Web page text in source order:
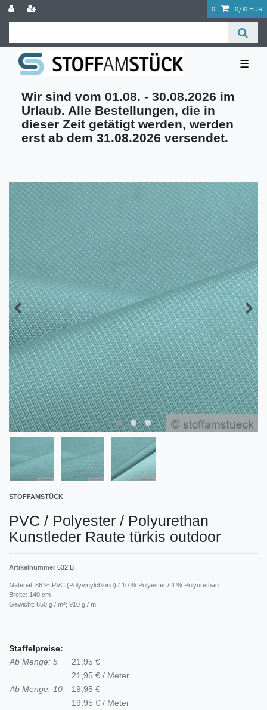
0 0,00 EUR
☰
Wir sind vom 01.08. - 30.08.2026 im
Urlaub. Alle Bestellungen, die in
dieser Zeit getätigt werden, werden
erst ab dem 31.08.2026 versendet.
STOFFAMSTÜCK
PVC / Polyester / Polyurethan
Kunstleder Raute türkis outdoor
Artikelnummer 632 B
Material: 86 % PVC (Polyvinylchlorid) / 10 % Polyester / 4 % Polyurethan
Breite: 140 cm
Gewicht: 650 g / m²; 910 g / m
Staffelpreise:
Ab Menge: 5
21,95 €
21,95 € / Meter
Ab Menge: 10
19,95 €
19,95 € / Meter